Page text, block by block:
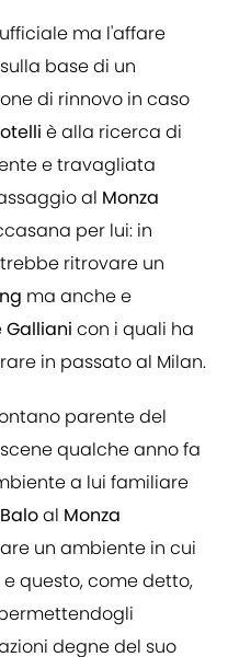
ma l'affare
base di un
di rinnovo in caso
è alla ricerca di
e travagliata
al Monza
per lui: in
ritrovare un
ma anche e
Galliani con i quali ha
in passato al Milan.
parente del
qualche anno fa
a lui familiare
Baloal Monza
un ambiente in cui
questo, come detto,
degne del suo